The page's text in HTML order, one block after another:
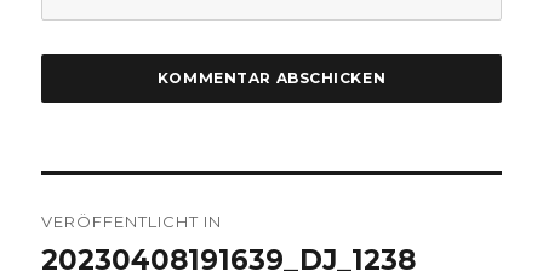
VERÖFFENTLICHT IN
20230408191639_DJ_1238